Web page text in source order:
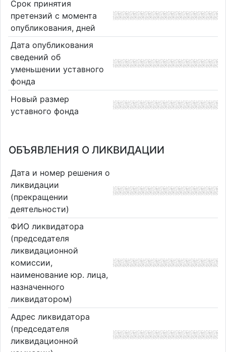
Срок принятия
претензий с момента
опубликования, дней
Дата опубликования
сведений об
уменьшении уставного
фонда
Новый размер
уставного фонда
ОБЪЯВЛЕНИЯ О ЛИКВИДАЦИИ
Дата и номер решения о
ликвидации
(прекращении
деятельности)
ФИО ликвидатора
(председателя
ликвидационной
комиссии,
наименование юр. лица,
назначенного
ликвидатором)
Адрес ликвидатора
(председателя
ликвидационной